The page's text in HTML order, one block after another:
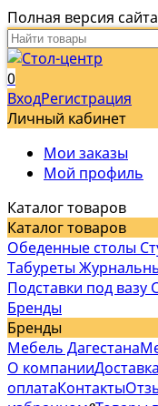
Полная версия сайта
0
ВходРегистрация
Личный кабинет
Мои заказы
Мой профиль
Каталог товаров
Каталог товаров
Обеденные столы
Табуреты
Подставки под вазу
Бренды
Бренды
Мебель Дагестана
О компании
оплатаКонтакты